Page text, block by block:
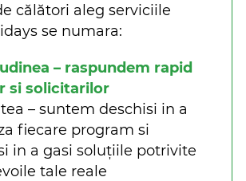
călători aleg serviciile
se numara:
– raspundem rapid
si solicitarilor
– suntem deschisi in a
fiecare program si
in a gasi soluțiile potrivite
tale reale